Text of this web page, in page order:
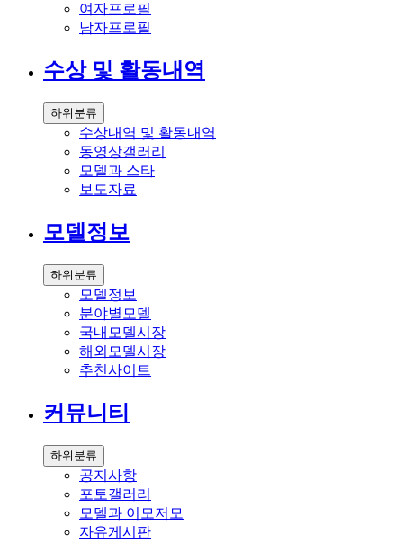
여자프로필
남자프로필
수상 및 활동내역
하위분류
수상내역 및 활동내역
동영상갤러리
모델과 스타
보도자료
모델정보
하위분류
모델정보
분야별모델
국내모델시장
해외모델시장
추천사이트
커뮤니티
하위분류
공지사항
포토갤러리
모델과 이모저모
자유게시판